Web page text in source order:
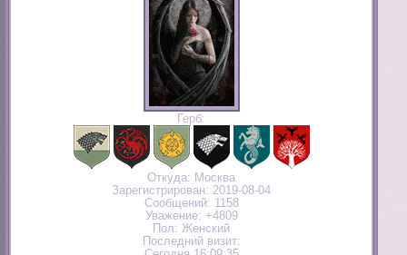
Герб:
Откуда: Москва
Зарегистрирован: 2019-08-04
Сообщений: 1158
Уважение: +4809
Пол: Женский
Последний визит: